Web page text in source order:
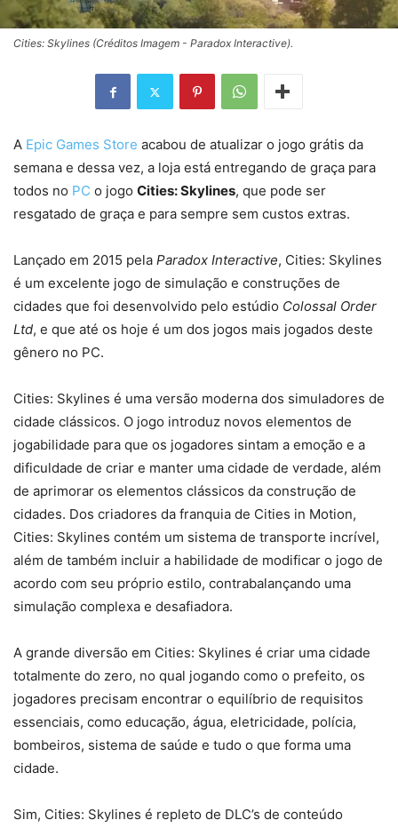
Cities: Skylines (Créditos Imagem - Paradox Interactive).
A Epic Games Store acabou de atualizar o jogo grátis da
semana e dessa vez, a loja está entregando de graça para
todos no PC o jogo Cities: Skylines, que pode ser
resgatado de graça e para sempre sem custos extras.
Lançado em 2015 pela Paradox Interactive, Cities: Skylines
é um excelente jogo de simulação e construções de
cidades que foi desenvolvido pelo estúdio Colossal Order
Ltd, e que até os hoje é um dos jogos mais jogados deste
gênero no PC.
Cities: Skylines é uma versão moderna dos simuladores de
cidade clássicos. O jogo introduz novos elementos de
jogabilidade para que os jogadores sintam a emoção e a
dificuldade de criar e manter uma cidade de verdade, além
de aprimorar os elementos clássicos da construção de
cidades. Dos criadores da franquia de Cities in Motion,
Cities: Skylines contém um sistema de transporte incrível,
além de também incluir a habilidade de modificar o jogo de
acordo com seu próprio estilo, contrabalançando uma
simulação complexa e desafiadora.
A grande diversão em Cities: Skylines é criar uma cidade
totalmente do zero, no qual jogando como o prefeito, os
jogadores precisam encontrar o equilíbrio de requisitos
essenciais, como educação, água, eletricidade, polícia,
bombeiros, sistema de saúde e tudo o que forma uma
cidade.
Sim, Cities: Skylines é repleto de DLC’s de conteúdo